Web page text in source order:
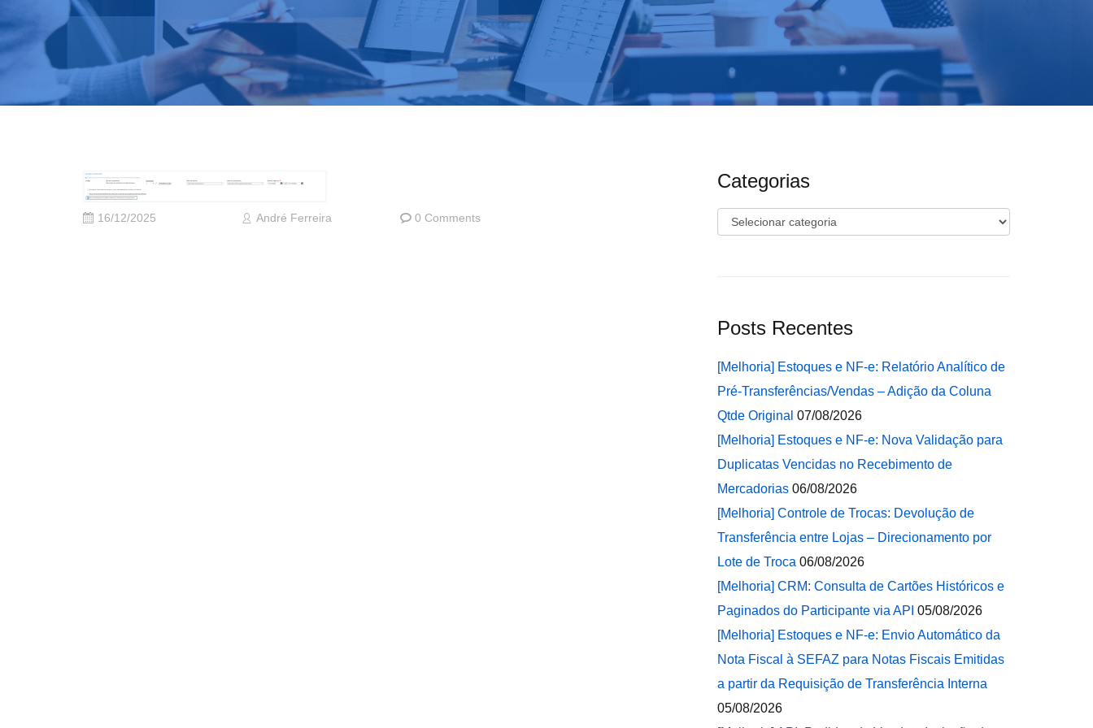
16/12/2025 André Ferreira 0 Comments
Categorias
Categorias
Posts Recentes
[Melhoria] Estoques e NF-e: Relatório Analítico de
Pré-Transferências/Vendas – Adição da Coluna
Qtde Original 07/08/2026
[Melhoria] Estoques e NF-e: Nova Validação para
Duplicatas Vencidas no Recebimento de
Mercadorias 06/08/2026
[Melhoria] Controle de Trocas: Devolução de
Transferência entre Lojas – Direcionamento por
Lote de Troca 06/08/2026
[Melhoria] CRM: Consulta de Cartões Históricos e
Paginados do Participante via API 05/08/2026
[Melhoria] Estoques e NF-e: Envio Automático da
Nota Fiscal à SEFAZ para Notas Fiscais Emitidas
a partir da Requisição de Transferência Interna
05/08/2026